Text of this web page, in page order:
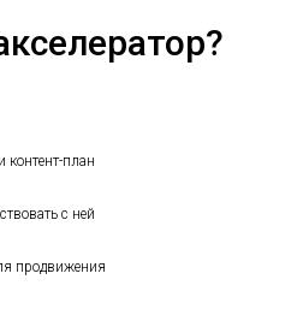
контент-план
с ней
продвижения